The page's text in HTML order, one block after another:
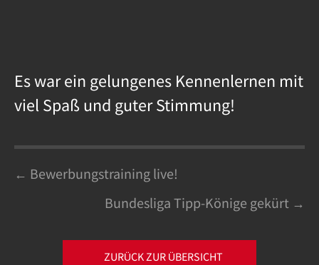
Es war ein gelungenes Kennenlernen mit
viel Spaß und guter Stimmung!
Posts
navigation
← Bewerbungstraining live!
Bundesliga Tipp-Könige gekürt →
ZURÜCK ZUR ÜBERSICHT